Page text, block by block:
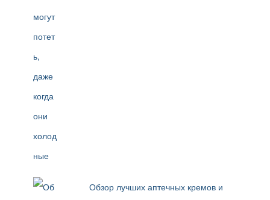
Обзор лучших аптечных кремов и